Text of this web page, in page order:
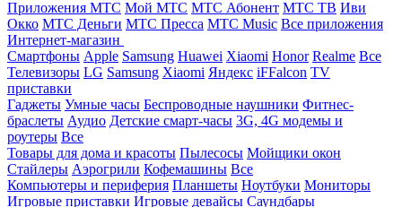
Приложения МТС Мой МТС МТС Абонент МТС ТВ Иви
Окко МТС Деньги МТС Пресса МТС Music Все приложения
Интернет-магазин
Смартфоны Apple Samsung Huawei Xiaomi Honor Realme Все
Телевизоры LG Samsung Xiaomi Яндекс iFFalcon TV
приставки
Гаджеты Умные часы Беспроводные наушники Фитнес-
браслеты Аудио Детские смарт-часы 3G, 4G модемы и
роутеры Все
Товары для дома и красоты Пылесосы Мойщики окон
Стайлеры Аэрогрили Кофемашины Все
Компьютеры и периферия Планшеты Ноутбуки Мониторы
Игровые приставки Игровые девайсы Саундбары